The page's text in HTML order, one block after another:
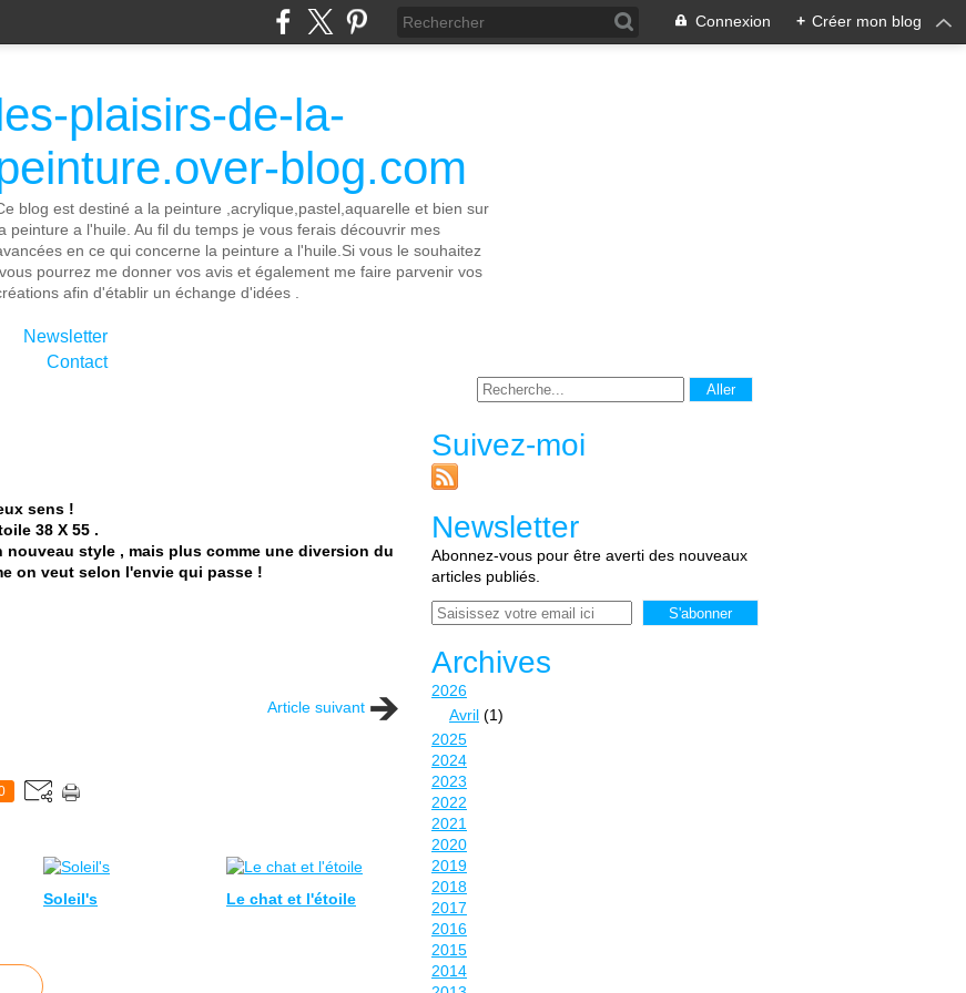
Connexion + Créer mon blog
plaisirs-de-la-
blog.com
blog est destiné a la peinture ,acrylique,pastel,aquarelle et bien sur
peinture a l'huile. Au fil du temps je vous ferais découvrir mes
en ce qui concerne la peinture a l'huile.Si vous le souhaitez
,vous pourrez me donner vos avis et également me faire parvenir vos
afin d'établir un échange d'idées .
Newsletter
Contact
sens !
38 X 55 .
nouveau style , mais plus comme une diversion du
on veut selon l'envie qui passe !
Article suivant
Soleil's Le chat et l'étoile
Suivez-moi
Newsletter
Abonnez-vous pour être averti des nouveaux
articles publiés.
Email
Archives
2026
Avril (1)
2025
2024
2023
2022
2021
2020
2019
2018
2017
2016
2015
2014